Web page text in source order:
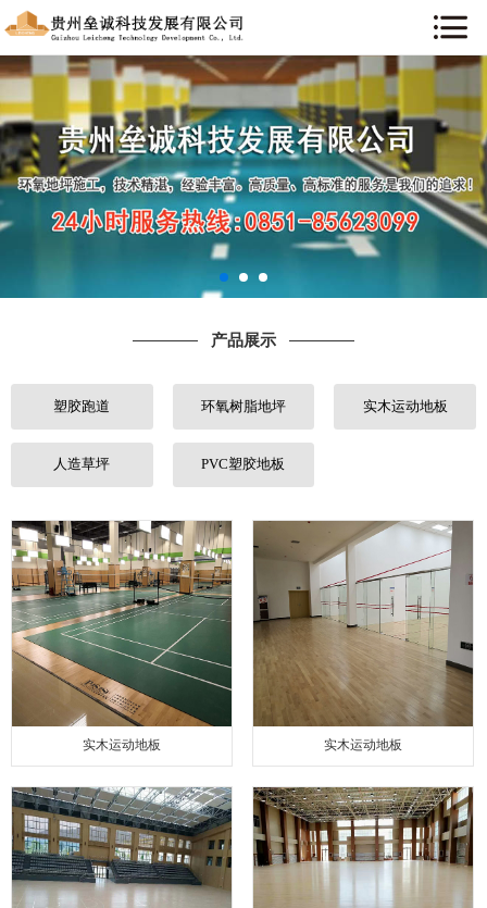
产品展示
塑胶跑道 环氧树脂地坪 实木运动地板
人造草坪 PVC塑胶地板
实木运动地板 实木运动地板
关于我们
新闻资讯
工程案例
售后服务
联系我们